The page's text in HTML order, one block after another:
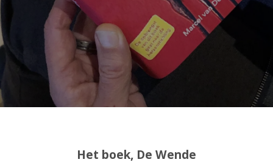
Het boek, De Wende